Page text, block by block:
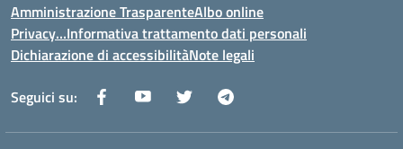
Amministrazione TrasparenteAlbo online
Privacy…Informativa trattamento dati personali
Dichiarazione di accessibilitàNote legali
Seguici su: